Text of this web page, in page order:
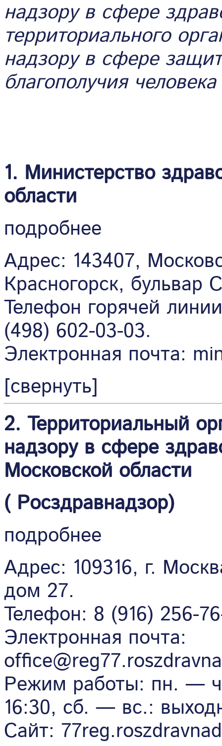
надзору в сфере
территориального
надзору в сфере
благополучия человека
1. Министерство
области
подробнее
Адрес: 143407,
Красногорск, бульвар
Телефон горячей
(498) 602-03-03.
Электронная почта:
[свернуть]
2. Территориальный
надзору в сфере
Московской области
( Росздравнадзор)
подробнее
Адрес: 109316, г.
дом 27.
Телефон: 8 (916) 256-
Электронная почта:
Режим работы: пн. —
16:30, сб. — вс.:
Сайт: